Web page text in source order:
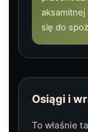
aksamitnej
się do
Osiągi i
To właśnie